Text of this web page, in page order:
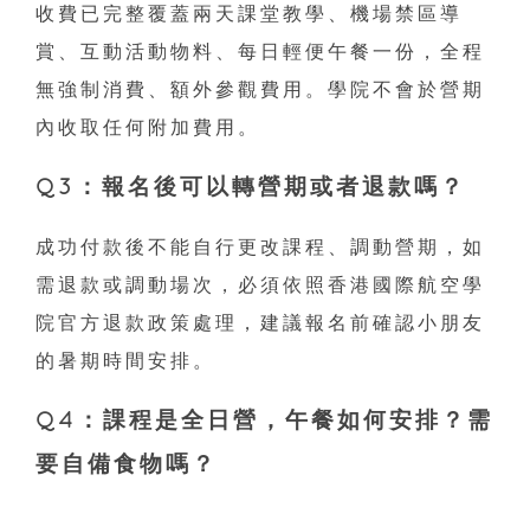
收費已完整覆蓋兩天課堂教學、機場禁區導
賞、互動活動物料、每日輕便午餐一份，全程
無強制消費、額外參觀費用。學院不會於營期
內收取任何附加費用。
Q3：報名後可以轉營期或者退款嗎？
成功付款後不能自行更改課程、調動營期，如
需退款或調動場次，必須依照香港國際航空學
院官方退款政策處理，建議報名前確認小朋友
的暑期時間安排。
Q4：課程是全日營，午餐如何安排？需
要自備食物嗎？